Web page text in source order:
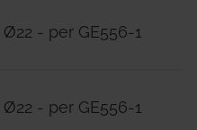
dall’alto (sul
Ø22 - per GE556-1
Ø22 - per GE556-1